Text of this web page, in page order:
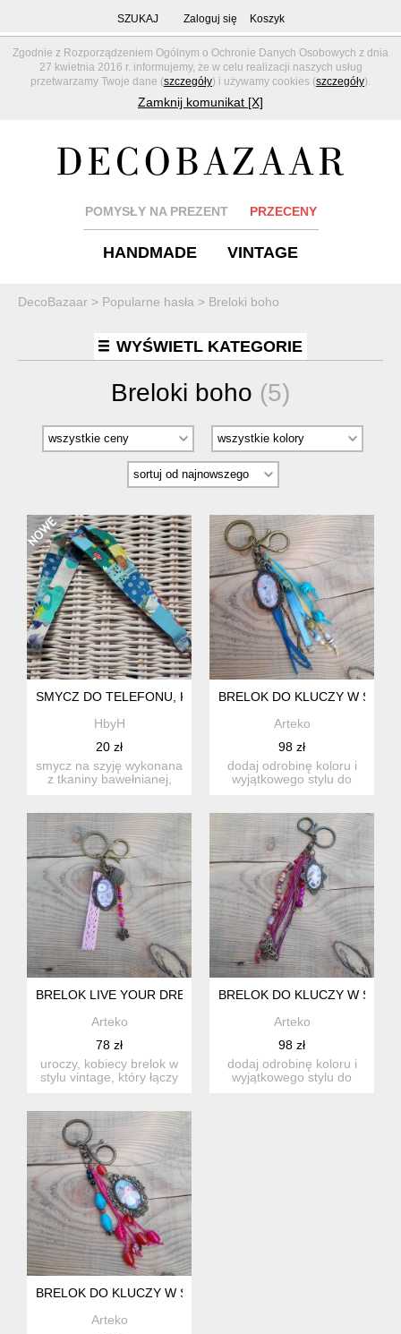
Zgodnie z Rozporządzeniem Ogólnym o Ochronie Danych Osobowych z dnia
27 kwietnia 2016 r. informujemy, że w celu realizacji naszych usług
przetwarzamy Twoje dane (szczegóły) i używamy cookies (szczegóły).
Zamknij komunikat [X]
SZUKAJ Zaloguj się Koszyk
POMYSŁY NA PREZENT PRZECENY
HANDMADE VINTAGE
DecoBazaar > Popularne hasła > Breloki boho
WYŚWIETL KATEGORIE
Breloki boho (5)
SMYCZ DO TELEFONU, KLUCZY, PENDRIVE, WIZYTÓWKI
HbyH
20 zł
smycz na szyję wykonana
z tkaniny bawełnianej,
BRELOK DO KLUCZY W
Arteko
98 zł
dodaj odrobinę koloru i
wyjątkowego stylu do
BRELOK LIVE YOUR DREAM Z RÓŻOWĄ KORONKĄ I
Arteko
78 zł
uroczy, kobiecy brelok w
stylu vintage, który łączy
BRELOK DO KLUCZY W
Arteko
98 zł
dodaj odrobinę koloru i
wyjątkowego stylu do
BRELOK DO KLUCZY W STYLU BOHO Z KABOSZONEM -
Arteko